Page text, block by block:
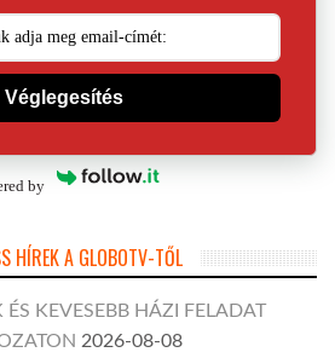
Véglegesítés
by
HÍREK A GLOBOTV-TŐL
KEVESEBB HÁZI FELADAT
2026-08-08